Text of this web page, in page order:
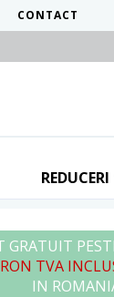
CONTACT
GRATUIT
TVA
IN